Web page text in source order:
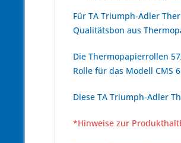
Für TA Triumph-Adler
Qualitätsbon aus
Die Thermopapierrollen
Rolle für das Modell CMS
Diese TA Triumph-Adler
*Hinweise zur